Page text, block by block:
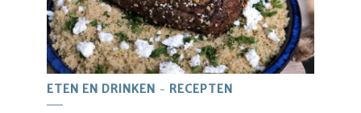
ETEN EN DRINKEN RECEPTEN